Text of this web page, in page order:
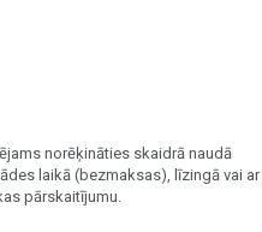
norēķināties skaidrā naudā
laikā (bezmaksas), līzingā vai ar
pārskaitījumu.